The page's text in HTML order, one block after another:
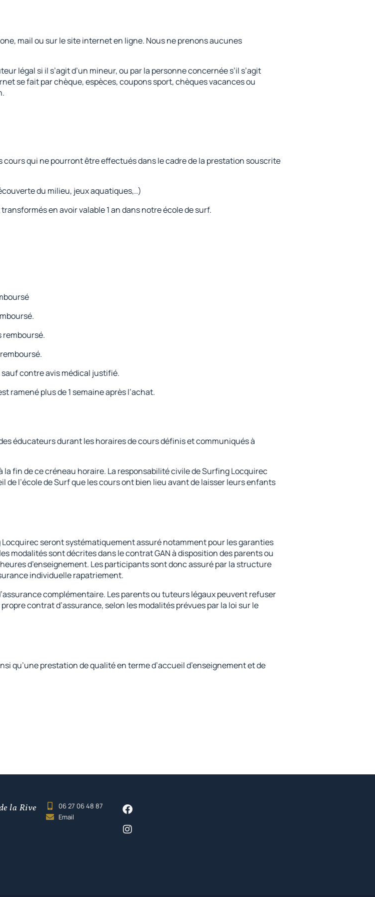
mail ou sur le site internet en ligne. Nous ne prenons aucunes
légal si il s’agit d’un mineur, ou par la personne concernée s’il s’agit
se fait par chèque, espèces, coupons sport, chèques vacances ou
qui ne pourront être effectués dans le cadre de la prestation souscrite
du milieu, jeux aquatiques,..)
en avoir valable 1 an dans notre école de surf.
remboursé.
contre avis médical justifié.
ramené plus de 1 semaine après l’achat.
éducateurs durant les horaires de cours définis et communiqués à
fin de ce créneau horaire. La responsabilité civile de Surfing Locquirec
de l’école de Surf que les cours ont bien lieu avant de laisser leurs enfants
seront systématiquement assuré notamment pour les garanties
modalités sont décrites dans le contrat GAN à disposition des parents ou
d’enseignement. Les participants sont donc assuré par la structure
individuelle rapatriement.
complémentaire. Les parents ou tuteurs légaux peuvent refuser
contrat d’assurance, selon les modalités prévues par la loi sur le
qu’une prestation de qualité en terme d’accueil d’enseignement et de
la Rive
06 27 06 48 87
Email